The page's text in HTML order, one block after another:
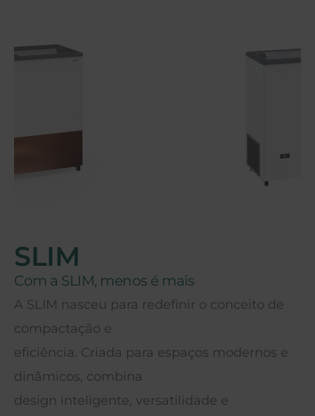
SLIM
Com a SLIM, menos é mais
A SLIM nasceu para redefinir o conceito de
compactação e
eficiência. Criada para espaços modernos e
dinâmicos, combina
design inteligente, versatilidade e